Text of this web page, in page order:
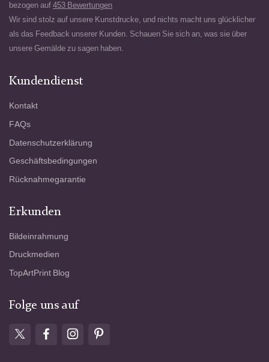
bezogen auf 453 Bewertungen
Wir sind stolz auf unsere Kunstdrucke, und nichts macht uns glücklicher
als das Feedback unserer Kunden. Schauen Sie sich an, was sie über
unsere Gemälde zu sagen haben.
Kundendienst
Kontakt
FAQs
Datenschutzerklärung
Geschäftsbedingungen
Rücknahmegarantie
Erkunden
Bildeinrahmung
Druckmedien
TopArtPrint Blog
Folge uns auf